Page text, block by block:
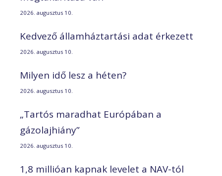
2026. augusztus 10.
Kedvező államháztartási adat érkezett
2026. augusztus 10.
Milyen idő lesz a héten?
2026. augusztus 10.
„Tartós maradhat Európában a
gázolajhiány”
2026. augusztus 10.
1,8 millióan kapnak levelet a NAV-tól